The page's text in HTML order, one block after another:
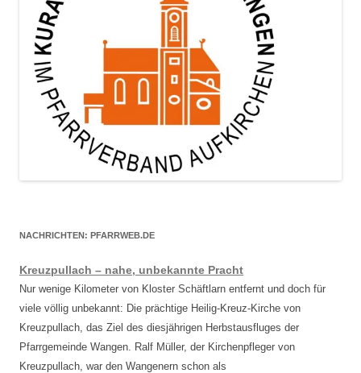
NACHRICHTEN: PFARRWEB.DE
Kreuzpullach – nahe, unbekannte Pracht
Nur wenige Kilometer von Kloster Schäftlarn entfernt und doch für
viele völlig unbekannt: Die prächtige Heilig-Kreuz-Kirche von
Kreuzpullach, das Ziel des diesjährigen Herbstausfluges der
Pfarrgemeinde Wangen. Ralf Müller, der Kirchenpfleger von
Kreuzpullach, war den Wangenern schon als